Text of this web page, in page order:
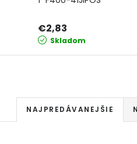
€2,83
Skladom
Radenie
NAJPREDÁVANEJŠIE